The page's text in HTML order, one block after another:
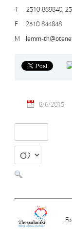
Τ 2310 889840,
F 2310 844848
Μ lemm-
8/6/2015